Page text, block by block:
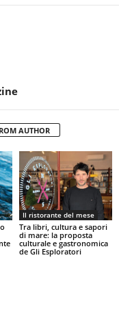
AUTHOR
Il ristorante del mese
Tra libri, cultura e sapori
di mare: la proposta
culturale e gastronomica
de Gli Esploratori